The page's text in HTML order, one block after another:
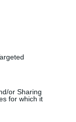
or Sharing
for which it